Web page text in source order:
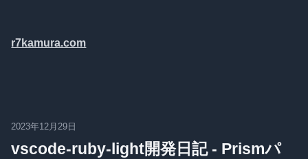
r7kamura.com
2023年12月29日
vscode-ruby-light開発日記 - Prismパ